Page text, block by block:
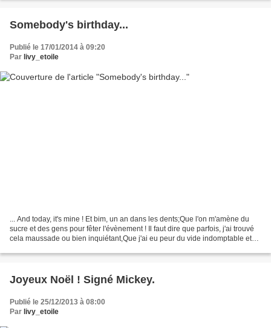
Somebody's birthday...
Publié le 17/01/2014 à 09:20
Par livy_etoile
... And today, it's mine ! Et bim, un an dans les dents;Que l'on m'amène du
sucre et des gens pour fêter l'évènement ! Il faut dire que parfois, j'ai trouvé
cela maussade ou bien inquiétant,Que j'ai eu peur du vide indomptable et
Joyeux Noël ! Signé Mickey.
Publié le 25/12/2013 à 08:00
Par livy_etoile